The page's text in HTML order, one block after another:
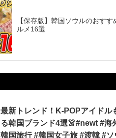
【保存版】韓国ソウルのおすす
ルメ16選
最新トレンド！K-POPアイドル
る韓国ブランド4選👗#newt #海
韓国旅行 #韓国女子旅 #渡韓 #